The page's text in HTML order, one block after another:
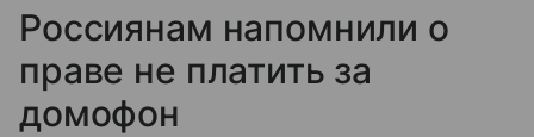
Россиянам напомнили о
праве не платить за
домофон